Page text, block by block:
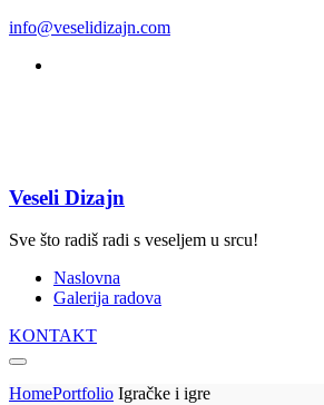
info@veselidizajn.com
Veseli Dizajn
Sve što radiš radi s veseljem u srcu!
Naslovna
Galerija radova
KONTAKT
HomePortfolio Igračke i igre